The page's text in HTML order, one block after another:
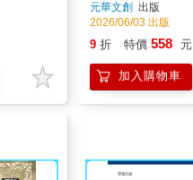
元華文創 出版
2026/06/03 出版
9 折 特價 558 元
加入購物車